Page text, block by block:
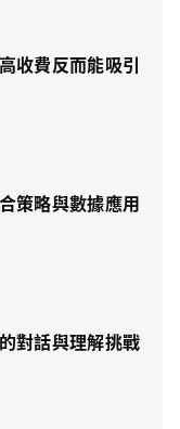
收費反而能吸引
策略與數據應用
對話與理解挑戰